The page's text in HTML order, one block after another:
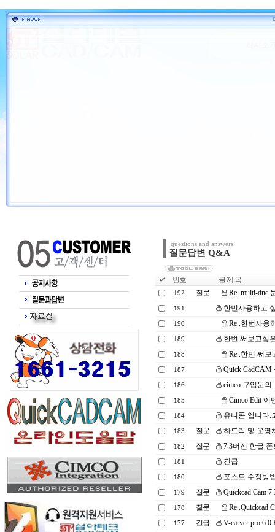
questions and answers
질문답변 Q&A
번호 글 제 목
192 질문 Re..multi-dnc
191 한번사용하고
190 Re..한번사용
189 한번 써보고싶
188 Re..한번 써
187 Quick CadCAM
186 cimco 구입문의
185 Cimco Edit 이
184 유니콘 입니다.
183 질문 하드락 및 운영
182 질문 7.3버전 한글
181 긴급
180 포스트 수정방
179 질문 Quickcad Cam
178 질문 Re..Quickcad
177 긴급 V-carver pro